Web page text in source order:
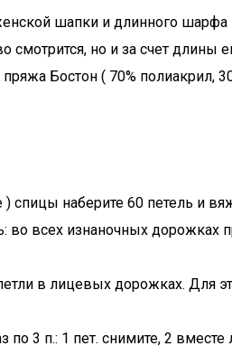
шапки и длинного
но и за счет длины
Бостон ( 70%
спицы наберите 60 петель и
во всех изнаночных дорожках
в лицевых дорожках. Для
по 3 п.: 1 пет. снимите, 2